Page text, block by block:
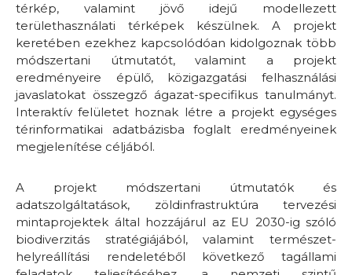
térkép, valamint jövő idejű modellezett
területhasználati térképek készülnek. A projekt
keretében ezekhez kapcsolódóan kidolgoznak több
módszertani útmutatót, valamint a projekt
eredményeire épülő, közigazgatási felhasználási
javaslatokat összegző ágazat-specifikus tanulmányt.
Interaktív felületet hoznak létre a projekt egységes
térinformatikai adatbázisba foglalt eredményeinek
megjelenítése céljából.
A projekt módszertani útmutatók és
adatszolgáltatások, zöldinfrastruktúra tervezési
mintaprojektek által hozzájárul az EU 2030-ig szóló
biodiverzitás stratégiájából, valamint természet-
helyreállítási rendeletéből következő tagállami